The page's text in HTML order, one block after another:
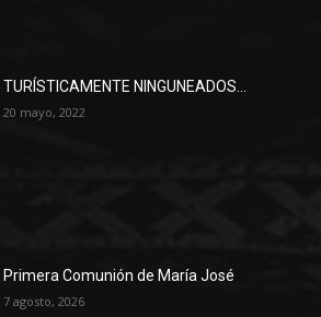
TURÍSTICAMENTE NINGUNEADOS…
20 mayo, 2022
Primera Comunión de María José
7 agosto, 2026